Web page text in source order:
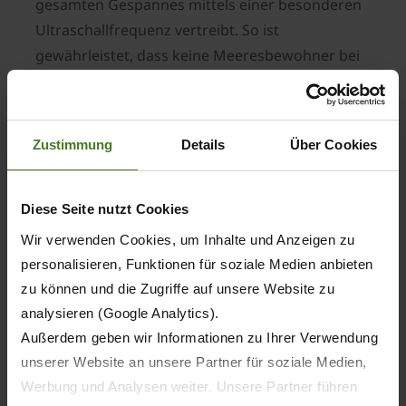
Zustimmung Details Über Cookies
Diese Seite nutzt Cookies
Wir verwenden Cookies, um Inhalte und Anzeigen zu
personalisieren, Funktionen für soziale Medien anbieten
zu können und die Zugriffe auf unsere Website zu
analysieren (Google Analytics).
Außerdem geben wir Informationen zu Ihrer Verwendung
unserer Website an unsere Partner für soziale Medien,
Werbung und Analysen weiter. Unsere Partner führen
gesamten Gespannes mittels einer besonderen
Ultraschallfrequenz vertreibt. So ist
gewährleistet, dass keine Meeresbewohner bei
der Ernte zu Schaden kommen, und dass das
Seegras ohne störende Nebenprodukte geerntet
weisen beim Einsatz des „ZX Maritim“ in
Schlepper mit einer Schwimmweste ausgestattet
sein muss; zudem sollte der Fahrer des
Gespannes neben dem üblichen T Führerschein
auch im Besitz eines Freischwimmerabzeichens
sein.